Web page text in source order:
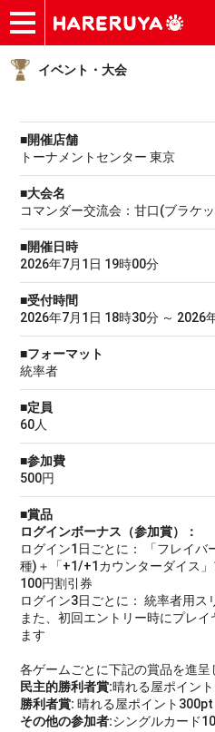
ショップ
買取
記事
デッキ検索
デッキ構築
選手一覧
店舗一覧
イベント
ヘルプ
お問い合わせ ログイ
イベント・大会
■開催店舗
トーナメントセンター 東京
■大会名
コマンダー交流会：甘口(ブラケ
■開催日時
2026年7月1日 19時00分
■受付時間
2026年7月1日 18時30分 ～ 2026
■フォーマット
統率者
■定員
60人
■参加費
500円
■賞品
ログインボーナス（参加賞）：
ログイン1日ごとに： 「フレイ
種)＋「+1/+1カウンターダイス
100円割引券
ログイン3日ごとに： 統率者用ス
また、初回エントリー時にプレ
ます
各ゲームごとに下記の賞品を進呈
民主的勝利者賞:晴れる屋ポイン
勝利者賞: 晴れる屋ポイント300pt
その他の参加者:シングルカード